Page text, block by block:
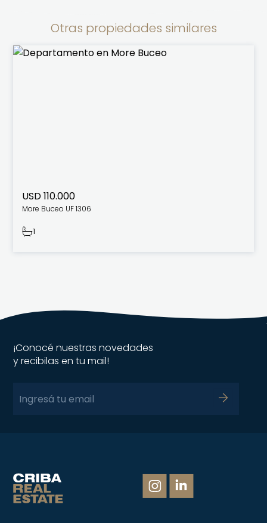
Otras propiedades similares
USD 110.000
More Buceo UF 1306
1
¡Conocé nuestras novedades
y recibilas en tu mail!